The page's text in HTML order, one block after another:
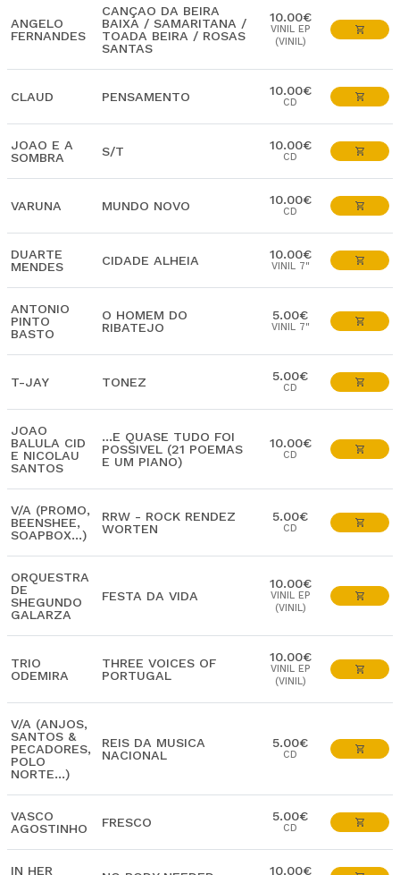
ANGELO
FERNANDES
CANÇAO DA BEIRA
BAIXA / SAMARITANA /
TOADA BEIRA / ROSAS
SANTAS
10.00€
VINIL EP
(VINIL)
CLAUD PENSAMENTO 10.00€
CD
JOAO E A
SOMBRA
S/T 10.00€
CD
VARUNA MUNDO NOVO 10.00€
CD
DUARTE
MENDES
CIDADE ALHEIA 10.00€
VINIL 7"
ANTONIO
PINTO
BASTO
O HOMEM DO
RIBATEJO
5.00€
VINIL 7"
T-JAY TONEZ 5.00€
CD
JOAO
BALULA CID
E NICOLAU
SANTOS
...E QUASE TUDO FOI
POSSIVEL (21 POEMAS
E UM PIANO)
10.00€
CD
V/A (PROMO,
BEENSHEE,
SOAPBOX...)
RRW - ROCK RENDEZ
WORTEN
5.00€
CD
ORQUESTRA
DE
SHEGUNDO
GALARZA
FESTA DA VIDA
10.00€
VINIL EP
(VINIL)
TRIO
ODEMIRA
THREE VOICES OF
PORTUGAL
10.00€
VINIL EP
(VINIL)
V/A (ANJOS,
SANTOS &
PECADORES,
POLO
NORTE...)
REIS DA MUSICA
NACIONAL
5.00€
CD
VASCO
AGOSTINHO
FRESCO 5.00€
CD
IN HER 10.00€